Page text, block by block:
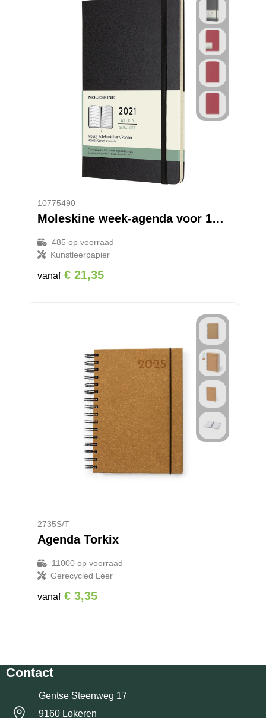
10775490
Moleskine week-agenda voor 12 maanden met harde kaft L
485 op voorraad
Kunstleerpapier
vanaf € 21,35
2735S/T
Agenda Torkix
11000op voorraad
Gerecycled Leer
vanaf € 3,35
Contact
Gentse Steenweg 17
9160 Lokeren